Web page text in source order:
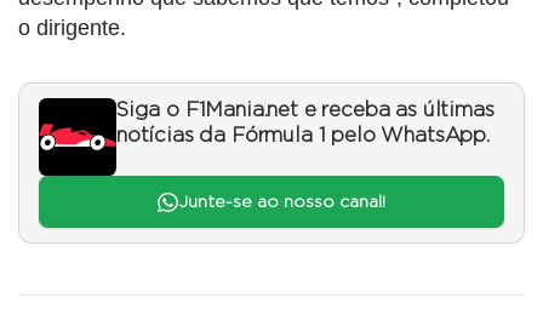
o dirigente.
Siga o F1Mania.net e receba as últimas
notícias da Fórmula 1 pelo WhatsApp.
Junte-se ao nosso canal!